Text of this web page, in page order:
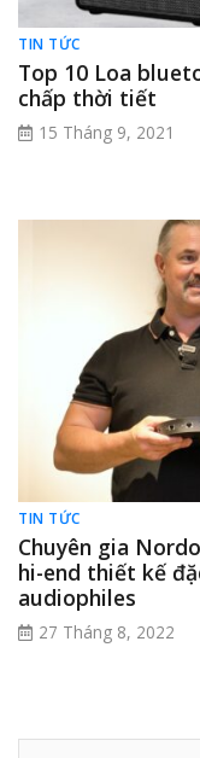
TIN TỨC
Top 10 Loa
chấp thời tiết
15 Tháng 9, 2021
TIN TỨC
Chuyên gia
hi-end thiết kế
audiophiles
27 Tháng 8, 2022